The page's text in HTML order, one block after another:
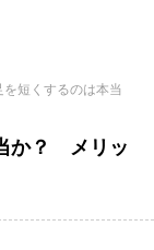
を短くするのは本当
か？ メリッ